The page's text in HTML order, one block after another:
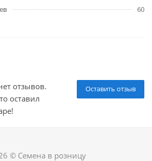
60
Оставить отзыв
отзывов.
оставил
© Семена в розницу